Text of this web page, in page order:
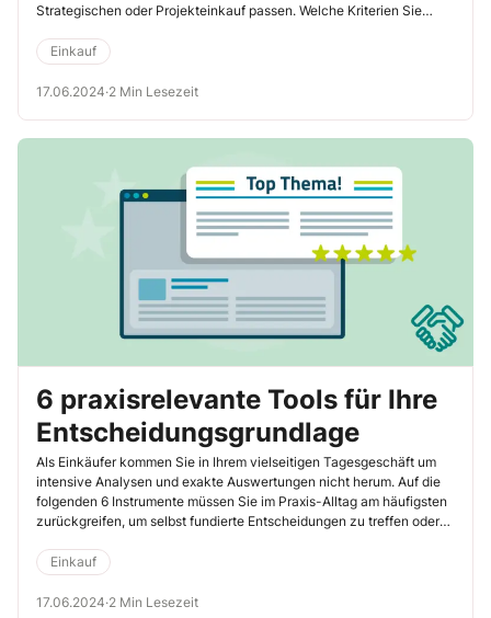
Strategischen oder Projekteinkauf passen. Welche Kriterien Sie
Wilde von der Durch Denken Vorne Consult GmbH in Hilden.
Einkauf
17.06.2024·2 Min Lesezeit
6 praxisrelevante Tools für Ihre
Entscheidungsgrundlage
Als Einkäufer kommen Sie in Ihrem vielseitigen Tagesgeschäft um
intensive Analysen und exakte Auswertungen nicht herum. Auf die
folgenden 6 Instrumente müssen Sie im Praxis-Alltag am häufigsten
zurückgreifen, um selbst fundierte Entscheidungen zu treffen oder
Einkauf
17.06.2024·2 Min Lesezeit